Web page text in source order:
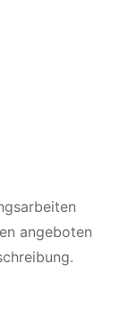
angeboten